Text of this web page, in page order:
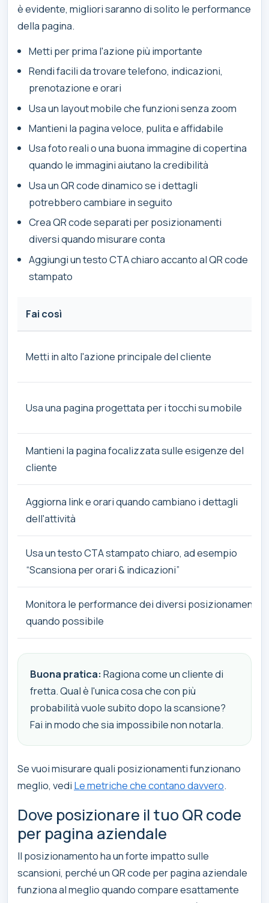
è evidente, migliori saranno di solito le performance
della pagina.
Metti per prima l'azione più importante
Rendi facili da trovare telefono, indicazioni,
prenotazione e orari
Usa un layout mobile che funzioni senza zoom
Mantieni la pagina veloce, pulita e affidabile
Usa foto reali o una buona immagine di copertina
quando le immagini aiutano la credibilità
Usa un QR code dinamico se i dettagli
potrebbero cambiare in seguito
Crea QR code separati per posizionamenti
diversi quando misurare conta
Aggiungi un testo CTA chiaro accanto al QR code
stampato
Fai così
Metti in alto l'azione principale del cliente
Usa una pagina progettata per i tocchi su mobile
Mantieni la pagina focalizzata sulle esigenze del
cliente
Aggiorna link e orari quando cambiano i dettagli
dell'attività
Usa un testo CTA stampato chiaro, ad esempio
“Scansiona per orari & indicazioni”
Monitora le performance dei diversi posizionamenti
quando possibile
Buona pratica: Ragiona come un cliente di
fretta. Qual è l'unica cosa che con più
probabilità vuole subito dopo la scansione?
Fai in modo che sia impossibile non notarla.
Se vuoi misurare quali posizionamenti funzionano
meglio, vedi Le metriche che contano davvero.
Dove posizionare il tuo QR code
per pagina aziendale
Il posizionamento ha un forte impatto sulle
scansioni, perché un QR code per pagina aziendale
funziona al meglio quando compare esattamente